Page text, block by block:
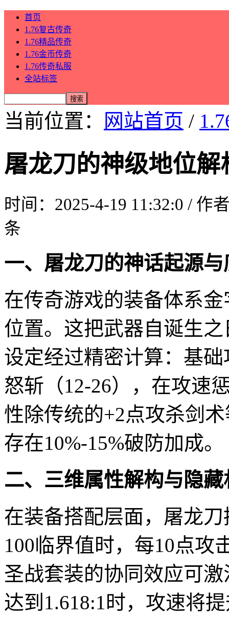
首页
1.76复古传奇
1.76精品传奇
1.76金币传奇
1.76传奇私服
全站标签
当前位置： 网站首页 /
屠龙刀的神级地位
时间：2025-4-19 11:32:0 / 作
条
一、屠龙刀的神话起源
在传奇游戏的装备体系
位置。这把武器自诞生
设定经过精密计算：基
怒斩（12-26），在攻速
性除传统的+2点攻杀剑
存在10%-15%破防加成。
二、三维属性解构与隐藏
在装备搭配层面，屠龙
100临界值时，每10点攻
圣战套装的协同效应可
达到1.618:1时，攻速将